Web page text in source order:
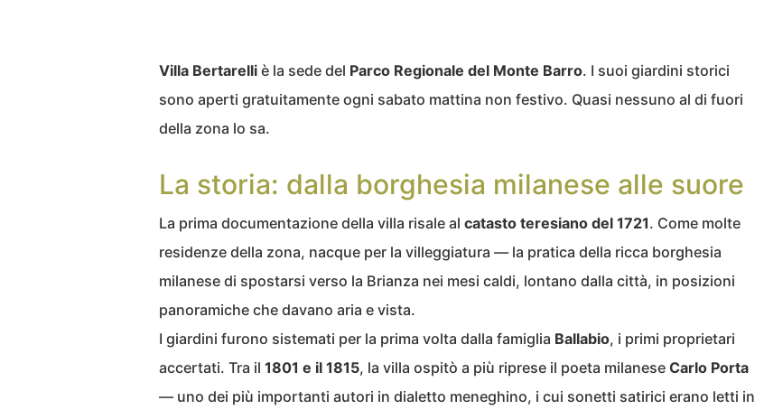
Villa Bertarelli è la sede del Parco Regionale del Monte Barro. I suoi giardini storici
sono aperti gratuitamente ogni sabato mattina non festivo. Quasi nessuno al di fuori
della zona lo sa.
La storia: dalla borghesia milanese alle suore
La prima documentazione della villa risale al catasto teresiano del 1721. Come molte
residenze della zona, nacque per la villeggiatura — la pratica della ricca borghesia
milanese di spostarsi verso la Brianza nei mesi caldi, lontano dalla città, in posizioni
panoramiche che davano aria e vista.
I giardini furono sistemati per la prima volta dalla famiglia Ballabio, i primi proprietari
accertati. Tra il 1801 e il 1815, la villa ospitò a più riprese il poeta milanese Carlo Porta
— uno dei più importanti autori in dialetto meneghino, i cui sonetti satirici erano letti in